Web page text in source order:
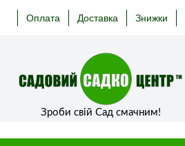
Оплата Доставка Знижки
Зроби свій Сад смачним!